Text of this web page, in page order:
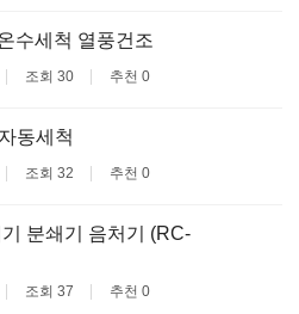
수세척 열풍건조
조회 30 추천 0
동세척
조회 32 추천 0
분쇄기 음처기 (RC-
조회 37 추천 0